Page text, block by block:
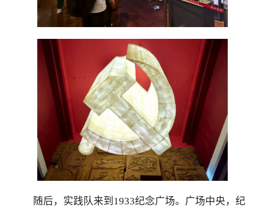
随后，实践队来到 1933纪念广场。广场中央，纪